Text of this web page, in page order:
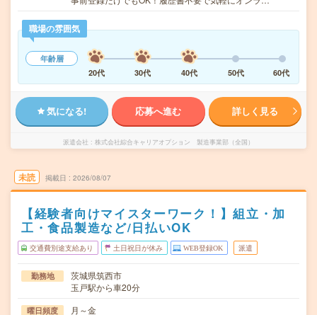
職場の雰囲気
年齢層
20代
30代 40代 50代 60代
気になる! 応募へ進む 詳しく見る
派遣会社 株式会社綜合キャリアオプション 製造事業部（全国）
未読 掲載日 2026/08/07
【経験者向けマイスターワーク！】組立・加
工・食品製造など/日払いOK
交通費別途支給あり 土日祝日が休み WEB登録OK 派遣
勤務地
茨城県筑西市
玉戸駅から車20分
曜日頻度 月～金